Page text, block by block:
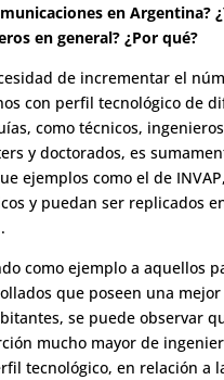
en Argentina?
en general? ¿Por qué?
de incrementar el
con perfil tecnológico de
como técnicos,
y doctorados, es
ejemplos como el de
y puedan ser replicados
como ejemplo a aquellos
que poseen una
se puede observar
mucho mayor de
tecnológico, en relación a